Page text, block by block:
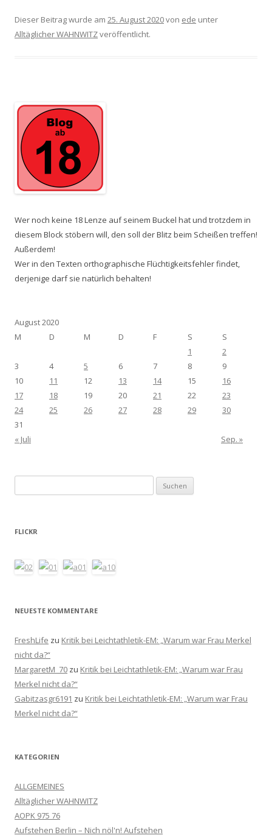
Dieser Beitrag wurde am 25. August 2020von ede unter
Alltäglicher WAHNWITZveröffentlicht.
Wer noch keine 18 Lenze auf seinem Buckel hat und trotzdem in
diesem Block stöbern will, den soll der Blitz beim Scheißen treffen!
Außerdem!
Wer in den Texten orthographische Flüchtigkeitsfehler findet,
derjenige darf sie natürlich behalten!
August 2020
M
D M D F S
S
1
2
3
4 5 6 7 8
9
10
11 12 13 14 15
16
17
18 19 20 21 22
23
24
25 26 27 28 29
30
31
« Juli
Sep. »
nach:
FLICKR
NEUESTE KOMMENTARE
FreshLife zu Kritik bei Leichtathletik-EM: „Warum war Frau Merkel
nicht da?“
MargaretM_70 zu Kritik bei Leichtathletik-EM: „Warum war Frau
Merkel nicht da?“
Gabitzasgr6191 zu Kritik bei Leichtathletik-EM: „Warum war Frau
Merkel nicht da?“
KATEGORIEN
ALLGEMEINES
Alltäglicher WAHNWITZ
AOPK 975 76
Aufstehen Berlin – Nich nöl'n! Aufstehen